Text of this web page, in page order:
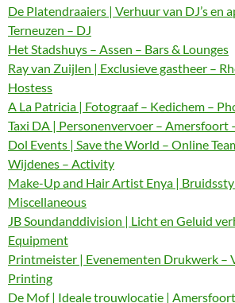
De Platendraaiers | Verhuur van DJ’s en
Terneuzen – DJ
Het Stadshuys – Assen – Bars & Lounges
Ray van Zuijlen | Exclusieve gastheer –
Hostess
A La Patricia | Fotograaf – Kedichem –
Taxi DA | Personenvervoer – Amersfoort
Dol Events | Save the World – Online
Wijdenes – Activity
Make-Up and Hair Artist Enya |
Miscellaneous
JB Soundanddivision | Licht en Geluid
Equipment
Printmeister | Evenementen Drukwerk –
Printing
De Mof | Ideale trouwlocatie |